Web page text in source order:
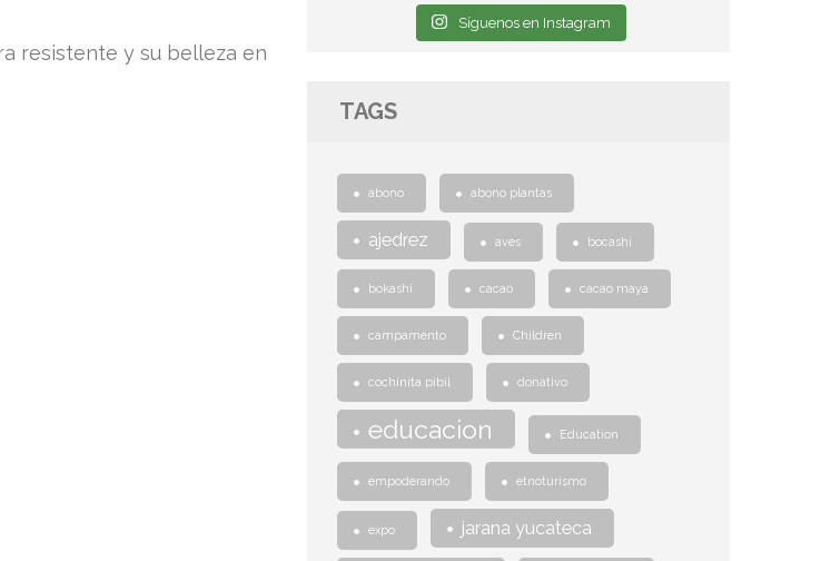
resistente y su belleza en
Síguenos en Instagram
TAGS
abono abono plantas
ajedrez aves bocashi
bokashi cacao cacao maya
campamento Children
cochinita pibil donativo
educacion Education
empoderando etnoturismo
expo jarana yucateca